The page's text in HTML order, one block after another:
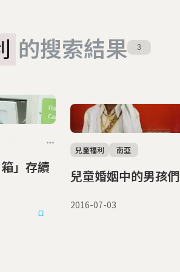
的搜索結果 3
」存續
兒童婚姻中的男孩們
兒童福利 南亞
2016-07-03